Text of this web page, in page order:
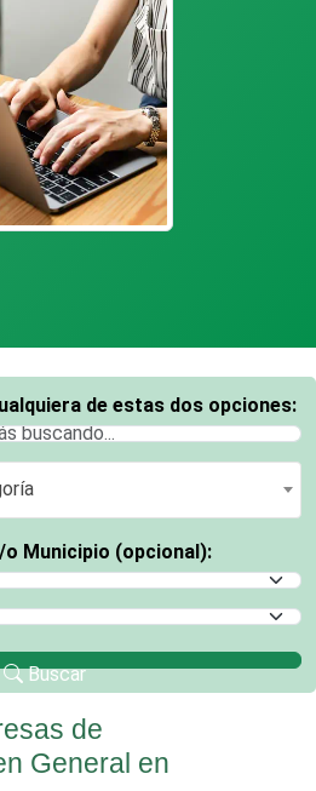
de estas dos opciones:
Municipio (opcional):
Buscar
de
General en